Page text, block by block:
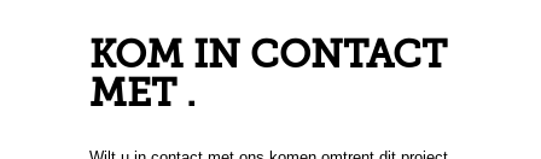
KOM IN CONTACT
MET .